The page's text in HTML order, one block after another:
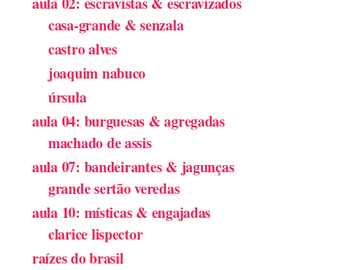
casa-grande & senzala
castro alves
joaquim nabuco
úrsula
aula 04: burguesas & agregadas
machado de assis
aula 07: bandeirantes & jagunças
grande sertão veredas
aula 10: místicas & engajadas
clarice lispector
raízes do brasil